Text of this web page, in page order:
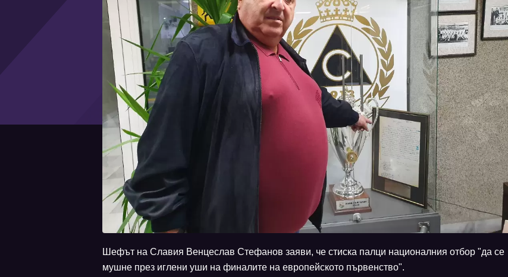
Шефът на Славия Венцеслав Стефанов заяви, че стиска палци националния отбор "да се
мушне през иглени уши на финалите на европейското първенство".